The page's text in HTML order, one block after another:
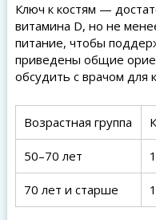
Ключ к костям —
витамина D, но не
питание, чтобы
приведены общие
обсудить с врачом для
Возрастная группа
50–70 лет
70 лет и старше